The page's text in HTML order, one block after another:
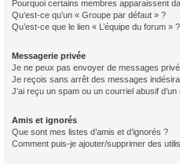
Pourquoi certains membres apparaissent
Qu’est-ce qu’un « Groupe par défaut » ?
Qu’est-ce que le lien « L’équipe du forum » ?
Messagerie privée
Je ne peux pas envoyer de messages
Je reçois sans arrêt des messages
J’ai reçu un spam ou un courriel abusif
Amis et ignorés
Que sont mes listes d’amis et d’ignorés ?
Comment puis-je ajouter/supprimer des